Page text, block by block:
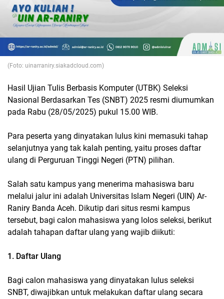
(Foto: uinarraniry.siakadcloud.com)
Hasil Ujian Tulis Berbasis Komputer (UTBK) Seleksi
Nasional Berdasarkan Tes (SNBT) 2025 resmi diumumkan
pada Rabu (28/05/2025) pukul 15.00 WIB.
Para peserta yang dinyatakan lulus kini memasuki tahap
selanjutnya yang tak kalah penting, yaitu proses daftar
ulang di Perguruan Tinggi Negeri (PTN) pilihan.
Salah satu kampus yang menerima mahasiswa baru
melalui jalur ini adalah Universitas Islam Negeri (UIN) Ar-
Raniry Banda Aceh. Dikutip dari situs resmi kampus
tersebut, bagi calon mahasiswa yang lolos seleksi, berikut
adalah tahapan daftar ulang yang wajib diikuti:
1. Daftar Ulang
Bagi calon mahasiswa yang dinyatakan lulus seleksi
SNBT, diwajibkan untuk melakukan daftar ulang secara